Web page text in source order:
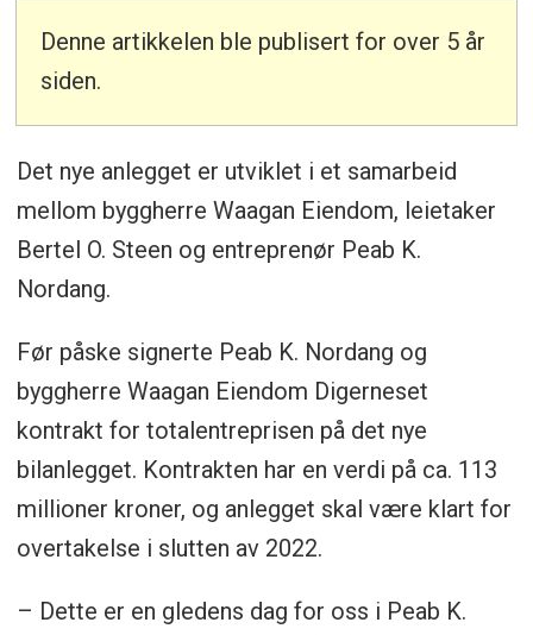
Denne artikkelen ble publisert for over 5 år
siden.
Det nye anlegget er utviklet i et samarbeid
mellom byggherre Waagan Eiendom, leietaker
Bertel O. Steen og entreprenør Peab K.
Nordang.
Før påske signerte Peab K. Nordang og
byggherre Waagan Eiendom Digerneset
kontrakt for totalentreprisen på det nye
bilanlegget. Kontrakten har en verdi på ca. 113
millioner kroner, og anlegget skal være klart for
overtakelse i slutten av 2022.
– Dette er en gledens dag for oss i Peab K.